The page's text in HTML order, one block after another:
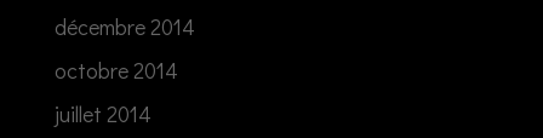
décembre 2014
octobre 2014
juillet 2014